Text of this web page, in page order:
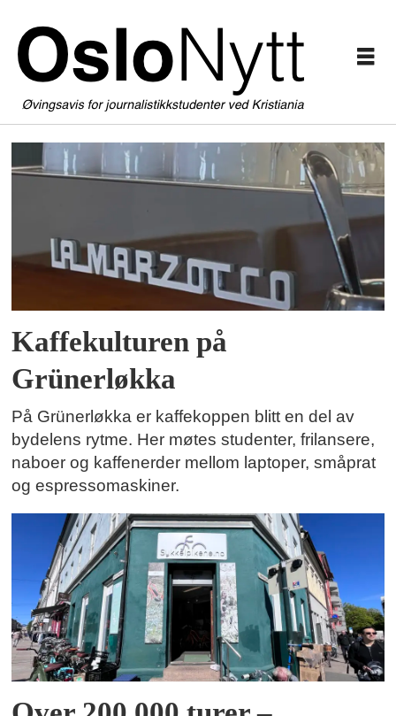
Tag:
Kaffekulturen på
Grünerløkka
På Grünerløkka er kaffekoppen blitt en del av
bydelens rytme. Her møtes studenter, frilansere,
naboer og kaffenerder mellom laptoper, småprat
og espressomaskiner.